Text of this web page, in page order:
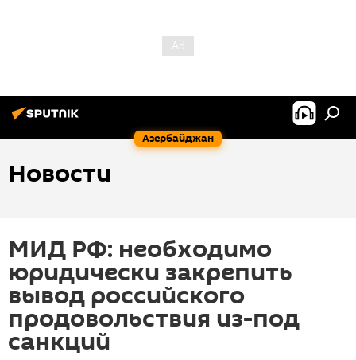
Азербайджан
Новости
МИД РФ: необходимо
юридически закрепить
вывод российского
продовольствия из-под
санкций